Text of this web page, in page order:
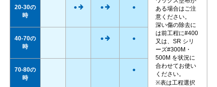
ある場合はご注
意ください。
深い傷の除去に
は前工程に#400
又は、SR シリ
ーズ#300M・
500M を状況に
合わせてお使い
ください。
※表は工程選択
20-30の
時
● ● ●
40-70の
時
● ●
70-80の
時
●